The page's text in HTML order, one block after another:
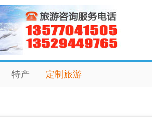
特产 定制旅游